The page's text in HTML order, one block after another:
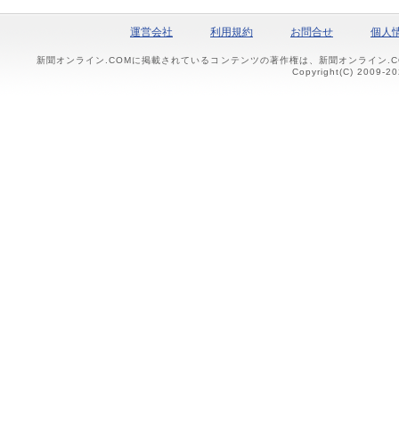
運営会社 利用規約 お問合せ 個人
新聞オンライン.COMに掲載されているコンテンツの著作権は、新聞オンライン
Copyright(C) 2009-